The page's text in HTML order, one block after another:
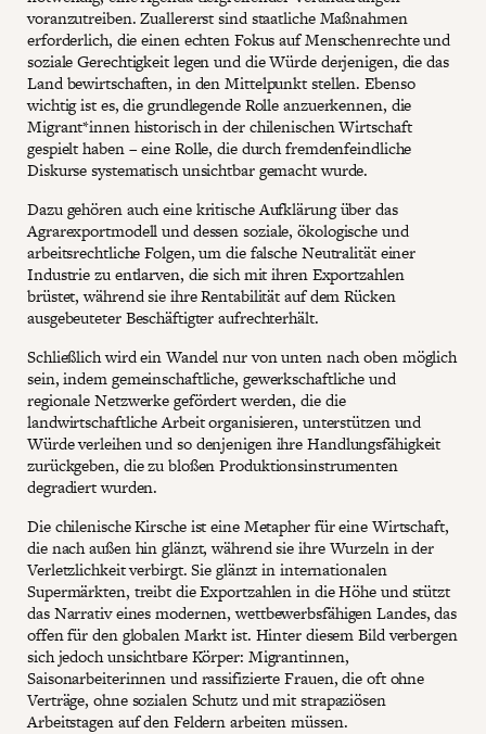
voranzutreiben. Zuallererst sind staatliche Maßnahmen
erforderlich, die einen echten Fokus auf Menschenrechte und
soziale Gerechtigkeit legen und die Würde derjenigen, die das
Land bewirtschaften, in den Mittelpunkt stellen. Ebenso
wichtig ist es, die grundlegende Rolle anzuerkennen, die
Migrant*innen historisch in der chilenischen Wirtschaft
gespielt haben – eine Rolle, die durch fremdenfeindliche
Diskurse systematisch unsichtbar gemacht wurde.
Dazu gehören auch eine kritische Aufklärung über das
Agrarexportmodell und dessen soziale, ökologische und
arbeitsrechtliche Folgen, um die falsche Neutralität einer
Industrie zu entlarven, die sich mit ihren Exportzahlen
brüstet, während sie ihre Rentabilität auf dem Rücken
ausgebeuteter Beschäftigter aufrechterhält.
Schließlich wird ein Wandel nur von unten nach oben möglich
sein, indem gemeinschaftliche, gewerkschaftliche und
regionale Netzwerke gefördert werden, die die
landwirtschaftliche Arbeit organisieren, unterstützen und
Würde verleihen und so denjenigen ihre Handlungsfähigkeit
zurückgeben, die zu bloßen Produktionsinstrumenten
degradiert wurden.
Die chilenische Kirsche ist eine Metapher für eine Wirtschaft,
die nach außen hin glänzt, während sie ihre Wurzeln in der
Verletzlichkeit verbirgt. Sie glänzt in internationalen
Supermärkten, treibt die Exportzahlen in die Höhe und stützt
das Narrativ eines modernen, wettbewerbsfähigen Landes, das
offen für den globalen Markt ist. Hinter diesem Bild verbergen
sich jedoch unsichtbare Körper: Migrantinnen,
Saisonarbeiterinnen und rassifizierte Frauen, die oft ohne
Verträge, ohne sozialen Schutz und mit strapaziösen
Arbeitstagen auf den Feldern arbeiten müssen.